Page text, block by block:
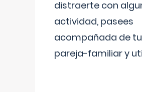
distraerte con
actividad, pasees
acompañada de tu
pareja-familiar y